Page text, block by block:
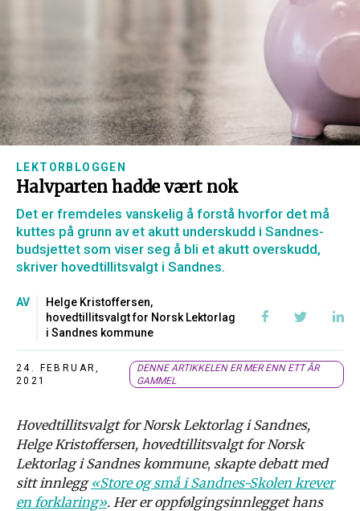
LEKTORBLOGGEN
Halvparten hadde vært nok
Det er fremdeles vanskelig å forstå hvorfor det må
kuttes på grunn av et akutt underskudd i Sandnes-
budsjettet som viser seg å bli et akutt overskudd,
skriver hovedtillitsvalgt i Sandnes.
AV
Helge Kristoffersen,
hovedtillitsvalgt for Norsk Lektorlag
i Sandnes kommune
24. FEBRUAR,
2021
DENNE ARTIKKELEN ER MER ENN ETT ÅR
GAMMEL
Hovedtillitsvalgt for Norsk Lektorlag i Sandnes,
Helge Kristoffersen, hovedtillitsvalgt for Norsk
Lektorlag i Sandnes kommune, skapte debatt med
sitt innlegg «Store og små i Sandnes-Skolen krever
en forklaring». Her er oppfølgingsinnlegget hans